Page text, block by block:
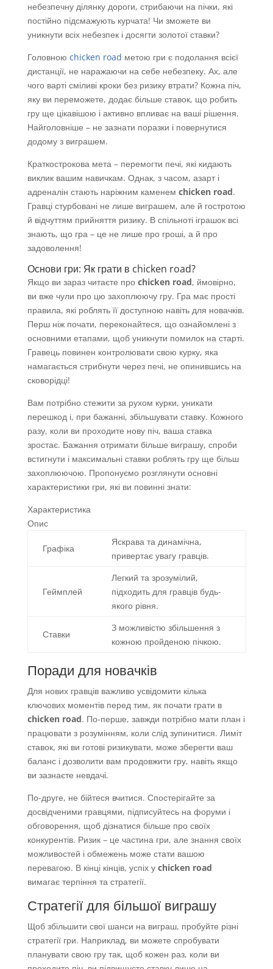
небезпечну ділянку дороги, стрибаючи на пічки, які
постійно підсмажують курчата! Чи зможете ви
уникнути всіх небезпек і досягти золотої ставки?
Головною chicken road метою гри є подолання всієї
дистанції, не наражаючи на себе небезпеку. Ах, але
чого варті сміливі кроки без ризику втрати? Кожна піч,
яку ви переможете, додає більше ставок, що робить
гру ще цікавішою і активно впливає на ваші рішення.
Найголовніше – не зазнати поразки і повернутися
додому з виграшем.
Краткострокова мета – перемогти печі, які кидають
виклик вашим навичкам. Однак, з часом, азарт і
адреналін стають наріжним каменем chicken road.
Гравці стурбовані не лише виграшем, але й гостротою
й відчуттям прийняття ризику. В спільноті іграшок всі
знають, що гра – це не лише про гроші, а й про
задоволення!
Основи гри: Як грати в chicken road?
Якщо ви зараз читаєте про chicken road, ймовірно,
ви вже чули про цю захоплюючу гру. Гра має прості
правила, які роблять її доступною навіть для новачків.
Перш ніж почати, переконайтеся, що ознайомлені з
основними етапами, щоб уникнути помилок на старті.
Гравець повинен контролювати свою курку, яка
намагається стрибнути через печі, не опинившись на
сковорідці!
Вам потрібно стежити за рухом курки, уникати
перешкод і, при бажанні, збільшувати ставку. Кожного
разу, коли ви проходите нову піч, ваша ставка
зростає. Бажання отримати більше виграшу, спроби
встигнути і максимальні ставки роблять гру ще більш
захоплюючою. Пропонуємо розглянути основні
характеристики гри, які ви повинні знати:
Характеристика
Опис
Графіка
Яскрава та динамічна,
привертає увагу гравців.
Геймплей
Легкий та зрозумілий,
підходить для гравців будь-
якого рівня.
Ставки
З можливістю збільшення з
кожною пройденою пічкою.
Поради для новачків
Для нових гравців важливо усвідомити кілька
ключових моментів перед тим, як почати грати в
chicken road. По-перше, завжди потрібно мати план і
працювати з розумінням, коли слід зупинитися. Лиміт
ставок, які ви готові ризикувати, може зберегти ваш
баланс і дозволити вам продовжити гру, навіть якщо
ви зазнаєте невдачі.
По-друге, не бійтеся вчитися. Спостерігайте за
досвідченими гравцями, підписуйтесь на форуми і
обговорення, щоб дізнатися більше про своїх
конкурентів. Ризик – це частина гри, але знання своїх
можливостей і обмежень може стати вашою
перевагою. В кінці кінців, успіх у chicken road
вимагає терпіння та стратегії.
Стратегії для більшої виграшу
Щоб збільшити свої шанси на виграш, пробуйте різні
стратегії гри. Наприклад, ви можете спробувати
планувати свою гру так, щоб кожен раз, коли ви